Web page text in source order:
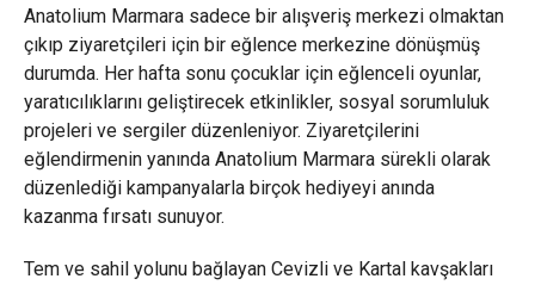
Anatolium Marmara sadece bir alışveriş merkezi olmaktan
çıkıp ziyaretçileri için bir eğlence merkezine dönüşmüş
durumda. Her hafta sonu çocuklar için eğlenceli oyunlar,
yaratıcılıklarını geliştirecek etkinlikler, sosyal sorumluluk
projeleri ve sergiler düzenleniyor. Ziyaretçilerini
eğlendirmenin yanında Anatolium Marmara sürekli olarak
düzenlediği kampanyalarla birçok hediyeyi anında
kazanma fırsatı sunuyor.
Tem ve sahil yolunu bağlayan Cevizli ve Kartal kavşakları